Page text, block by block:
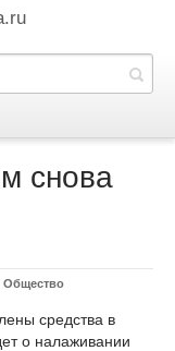
снова
Общество
средства в
о налаживании